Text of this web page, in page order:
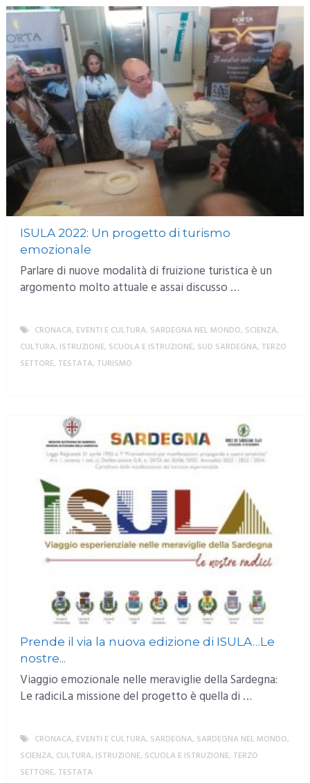
ISULA 2022: Un progetto di turismo
emozionale
Parlare di nuove modalità di fruizione turistica è un
argomento molto attuale e assai discusso …
CRONACA, EVENTI E CULTURA, SARDEGNA NEL MONDO, SCIENZA,
CULTURA, ISTRUZIONE, SCUOLA E ISTRUZIONE, SUD SARDEGNA, TERZO
SETTORE, TESTATA, TURISMO
Prende il via la nuova edizione di ISULA…Le
nostre...
Viaggio emozionale nelle meraviglie della Sardegna:
Le radiciLa missione del progetto è quella di …
CRONACA, EVENTI E CULTURA, SARDEGNA, SARDEGNA NEL MONDO,
SCIENZA, CULTURA, ISTRUZIONE, SCUOLA E ISTRUZIONE, TERZO
SETTORE, TESTATA